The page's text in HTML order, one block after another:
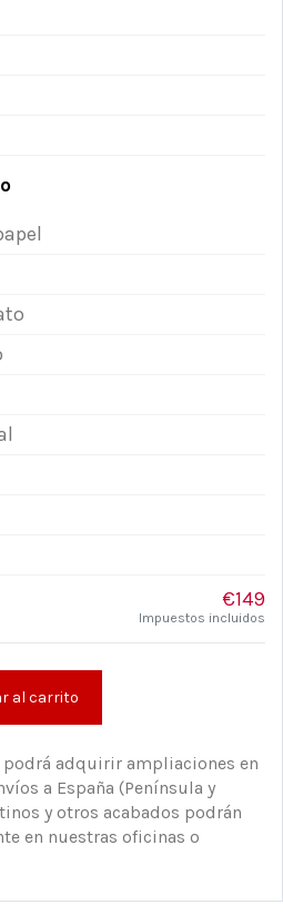
€149
Impuestos incluidos
al carrito
adquirir ampliaciones en
a España (Península y
y otros acabados podrán
en nuestras oficinas o